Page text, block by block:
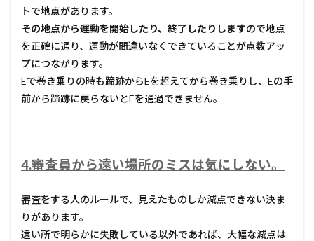
トで地点があります。
その地点から運動を開始したり、終了したりしますので地点
を正確に通り、運動が間違いなくできていることが点数アッ
プにつながります。
Eで巻き乗りの時も蹄跡からEを超えてから巻き乗りし、Eの手
前から蹄跡に戻らないとEを通過できません。
4.審査員から遠い場所のミスは気にしない。
審査をする人のルールで、見えたものしか減点できない決ま
りがあります。
遠い所で明らかに失敗している以外であれば、大幅な減点は